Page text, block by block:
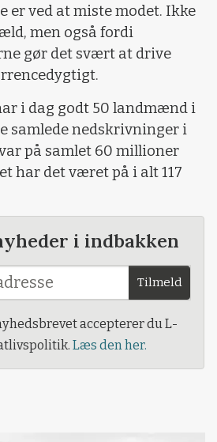
er ved at miste modet. Ikke
men også fordi
gør det svært at drive
i dag godt 50 landmænd i
samlede nedskrivninger i
på samlet 60 millioner
har det været på i alt 117
i indbakken
Tilmeld
accepterer du L-
Læs den her.